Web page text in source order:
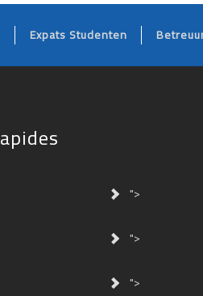
Expats Studenten
">
">
">